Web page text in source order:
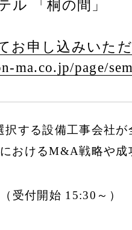
ル 「桐の間」
お申し込みいた
ma.co.jp/page/
する設備工事会社
おけるM&A戦略や成
受付開始 15:30～）